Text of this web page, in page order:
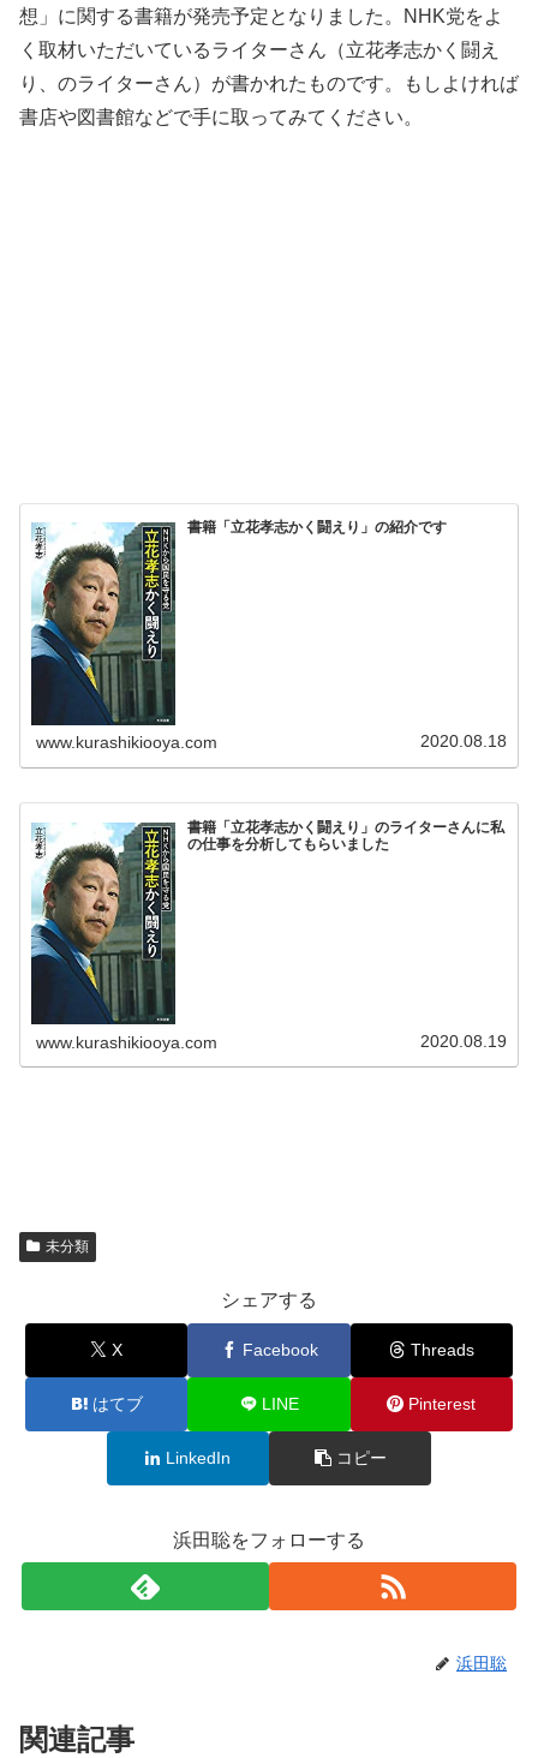
想」に関する書籍が発売予定となりました。NHK党をよ
く取材いただいているライターさん（立花孝志かく闘え
り、のライターさん）が書かれたものです。もしよければ
書店や図書館などで手に取ってみてください。
書籍「立花孝志かく闘えり」の紹介です
www.kurashikiooya.com 2020.08.18
書籍「立花孝志かく闘えり」のライターさんに私
の仕事を分析してもらいました
www.kurashikiooya.com 2020.08.19
未分類
シェアする
X Facebook Threads
はてブ LINE Pinterest
LinkedIn コピー
浜田聡をフォローする
浜田聡
関連記事